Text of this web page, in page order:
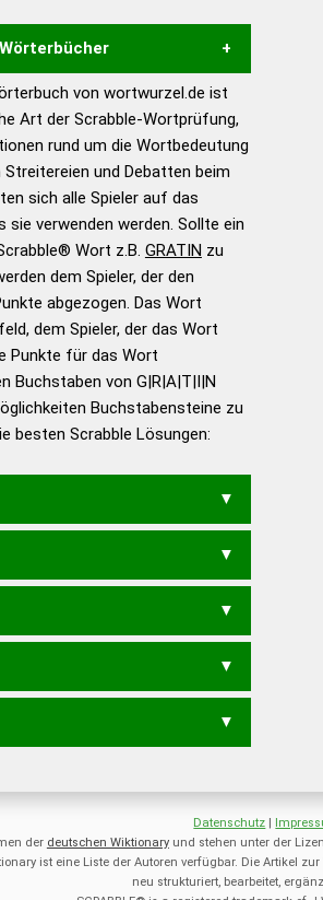
Hilfe eines semantischen
gute Anhaltspunkte zu
und Wortform, um die
für das Scrabble-Spiel zu
Turnier Scrabble-
– Standardwerk in 12
Duden – Richtiges und gutes
Deutsch
– Die deutsche Grammatik
– Deutsches
von wortwurzel.de ist
Art der Scrabble-Wortprüfung,
rund um die Wortbedeutung
und Debatten beim
sich alle Spieler auf das
sie verwenden werden. Sollte ein
Wort z.B. GRATIN zu
dem Spieler, der den
abgezogen. Das Wort
dem Spieler, der das Wort
Punkte für das Wort
Buchstaben von G|R|A|T|I|N
Buchstabensteine zu
besten Scrabble Lösungen:
Datenschutz |
der deutschen Wiktionaryund stehen unter der
ist eine Liste der Autoren verfügbar. Die Artikel
neu strukturiert, bearbeitet,